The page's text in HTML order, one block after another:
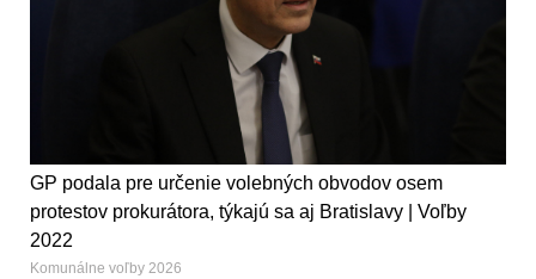
GP podala pre určenie volebných obvodov osem
protestov prokurátora, týkajú sa aj Bratislavy | Voľby
2022
Komunálne voľby 2026